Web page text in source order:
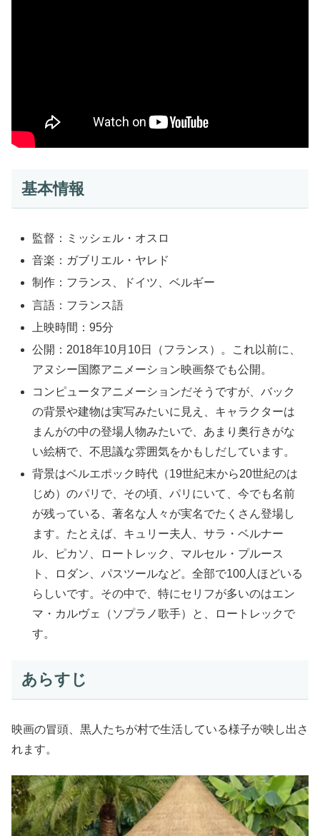
基本情報
監督：ミッシェル・オスロ
音楽：ガブリエル・ヤレド
制作：フランス、ドイツ、ベルギー
言語：フランス語
上映時間：95分
公開：2018年10月10日（フランス）。これ以前に、
アヌシー国際アニメーション映画祭でも公開。
コンピュータアニメーションだそうですが、バック
の背景や建物は実写みたいに見え、キャラクターは
まんがの中の登場人物みたいで、あまり奥行きがな
い絵柄で、不思議な雰囲気をかもしだしています。
背景はベルエポック時代（19世紀末から20世紀のは
じめ）のパリで、その頃、パリにいて、今でも名前
が残っている、著名な人々が実名でたくさん登場し
ます。たとえば、キュリー夫人、サラ・ベルナー
ル、ピカソ、ロートレック、マルセル・プルース
ト、ロダン、パスツールなど。全部で100人ほどいる
らしいです。その中で、特にセリフが多いのはエン
マ・カルヴェ（ソプラノ歌手）と、ロートレックで
す。
あらすじ
映画の冒頭、黒人たちが村で生活している様子が映し出さ
れます。